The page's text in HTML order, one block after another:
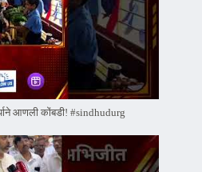
आणली कोंबडी! #sindhudurg